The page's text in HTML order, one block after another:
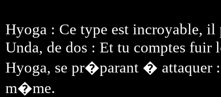
Hyoga : Ce type est incroyable,
Unda, de dos : Et tu comptes fuir
Hyoga, se pr�parant � attaquer
m�me.